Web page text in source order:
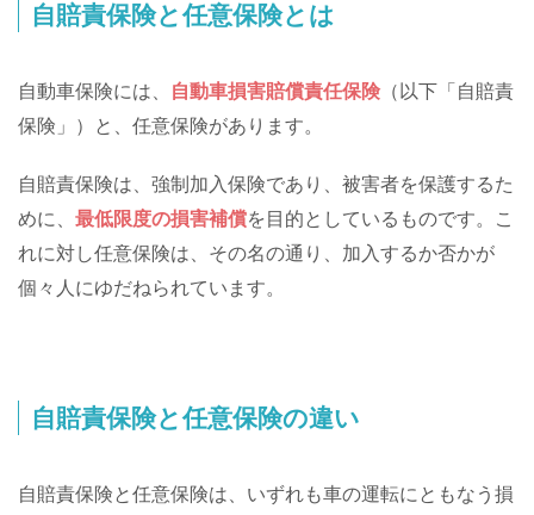
自賠責保険と任意保険とは
自動車保険には、 自動車損害賠償責任保険（以下「自賠責
保険」）と、任意保険があります。
自賠責保険は、強制加入保険であり、被害者を保護するた
めに、 最低限度の損害補償を目的としているものです。こ
れに対し任意保険は、その名の通り、加入するか否かが
個々人にゆだねられています。
自賠責保険と任意保険の違い
自賠責保険と任意保険は、いずれも車の運転にともなう損